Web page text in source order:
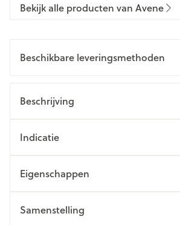
Bekijk alle producten van Avene
Beschikbare leveringsmethoden
Beschrijving
Indicatie
Eigenschappen
Samenstelling